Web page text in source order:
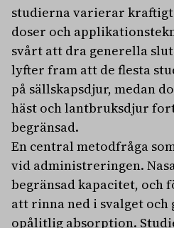
studierna varierar
doser och
svårt att dra generella
lyfter fram att de flesta
på sällskapsdjur, medan
häst och lantbruksdjur
begränsad.
En central metodfråga
vid administreringen.
begränsad kapacitet,
att rinna ned i svalget och
opålitlig absorption.